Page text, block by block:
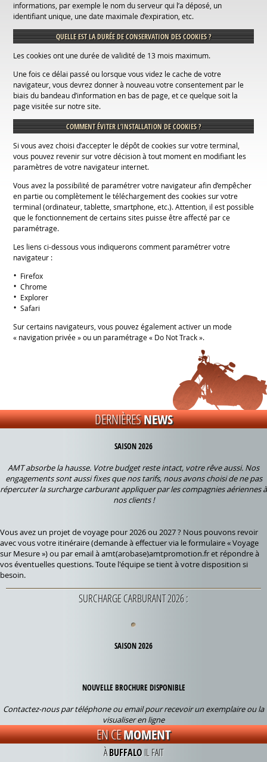
DERNIÈRESNEWS
SURCHARGE CARBURANT 2026 :
SAISON 2026
AMT absorbe la hausse. Votre budget reste intact, votre rêve aussi. Nos
engagements sont aussi fixes que nos tarifs, nous avons choisi de ne pas
répercuter la surcharge carburant appliquer par les compagnies aériennes à
nos clients !
Vous avez un projet de voyage pour 2026 ou 2027 ? Nous pouvons revoir
avec vous votre itinéraire (demande à effectuer via le formulaire « Voyage
sur Mesure ») ou par email à amt(arobase)amtpromotion.fr et répondre à
vos éventuelles questions. Toute l'équipe se tient à votre disposition si
besoin.
Pour ne pas louper nos promotions ou offres spéciales, inscrivez vous à
SURCHARGE CARBURANT 2026 :
SAISON 2026
répercuter la surcharge carburant appliquer par les compagnies aériennes à
Vous avez un projet de voyage pour 2026 ou 2027 ? Nous pouvons revoir
avec vous votre itinéraire (demande à effectuer via le formulaire « Voyage
sur Mesure ») ou par email à amt(arobase)amtpromotion.fr et répondre à
NOUVELLE BROCHURE DISPONIBLE
Contactez-nous par téléphone ou email pour recevoir un exemplaire ou la
visualiser en ligne
EN CEMOMENT
ÀBUFFALOIL FAIT
informations, par exemple le nom du serveur qui l’a déposé, un
identifiant unique, une date maximale d’expiration, etc.
QUELLE EST LA DURÉE DE CONSERVATION DES COOKIES ?
Les cookies ont une durée de validité de 13 mois maximum.
Une fois ce délai passé ou lorsque vous videz le cache de votre
navigateur, vous devrez donner à nouveau votre consentement par le
biais du bandeau d’information en bas de page, et ce quelque soit la
page visitée sur notre site.
COMMENT ÉVITER L’INSTALLATION DE COOKIES ?
Si vous avez choisi d’accepter le dépôt de cookies sur votre terminal,
vous pouvez revenir sur votre décision à tout moment en modifiant les
paramètres de votre navigateur internet.
Vous avez la possibilité de paramétrer votre navigateur afin d’empêcher
en partie ou complètement le téléchargement des cookies sur votre
terminal (ordinateur, tablette, smartphone, etc.). Attention, il est possible
que le fonctionnement de certains sites puisse être affecté par ce
paramétrage.
Les liens ci-dessous vous indiquerons comment paramétrer votre
navigateur :
Firefox
Chrome
Explorer
Safari
Sur certains navigateurs, vous pouvez également activer un mode
« navigation privée » ou un paramétrage « Do Not Track ».
Les liens ci-dessous vous indiqueront comment paramétrer votre
POUR EN SAVOIR PLUS :
Information sur la directive européenne « paquet télécom » sur le site
Comment paramétrer votre navigateur pour limiter votre traçabilité
Pour toute autre information contactez-nous :info@amtpromotion.fr